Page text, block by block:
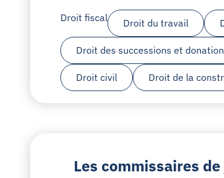
Droit fiscal Droit du travail
Droit des successions et
Droit civil Droit de la
Les commissaires